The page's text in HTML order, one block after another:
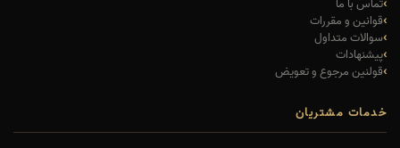
تماس با ما
قوانین و مقررات
سوالات متداول
پیشنهادات
قولنین مرجوع و تعویض
خدمات مشتریان